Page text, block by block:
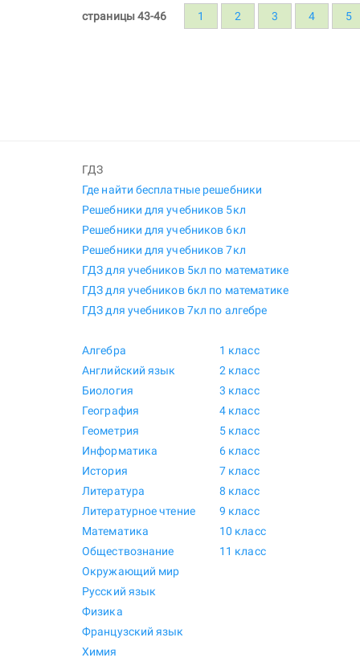
страницы 43-46 1 2 3 4 5
ГДЗ
Где найти бесплатные решебники
Решебники для учебников 5кл
Решебники для учебников 6кл
Решебники для учебников 7кл
ГДЗ для учебников 5кл по математике
ГДЗ для учебников 6кл по математике
ГДЗ для учебников 7кл по алгебре
Алгебра
Английский язык
Биология
География
Геометрия
Информатика
История
Литература
Литературное чтение
Математика
Обществознание
Окружающий мир
Русский язык
Физика
Французский язык
Химия
1 класс
2 класс
3 класс
4 класс
5 класс
6 класс
7 класс
8 класс
9 класс
10 класс
11 класс